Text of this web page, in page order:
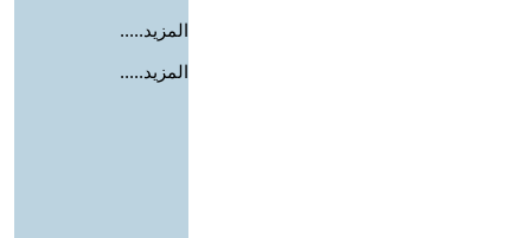
المزيد.....
المزيد.....